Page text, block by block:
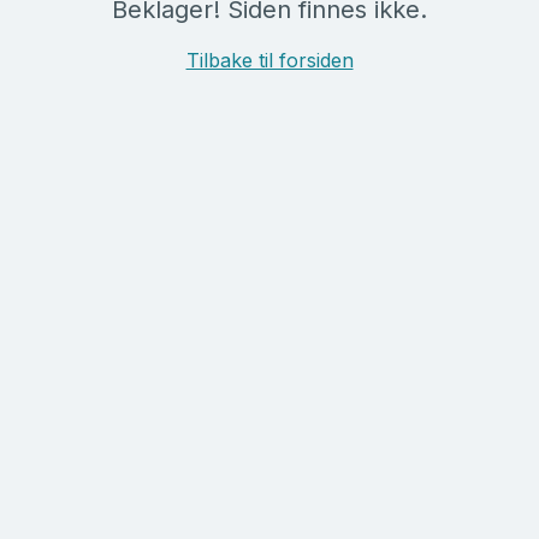
Beklager! Siden finnes ikke.
Tilbake til forsiden